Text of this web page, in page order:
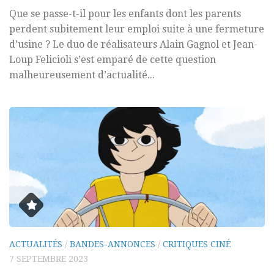
Que se passe-t-il pour les enfants dont les parents
perdent subitement leur emploi suite à une fermeture
d’usine ? Le duo de réalisateurs Alain Gagnol et Jean-
Loup Felicioli s’est emparé de cette question
malheureusement d’actualité...
ACTUALITÉS / BANDES-ANNONCES / CRITIQUES CINÉ
7 SEPTEMBRE 2023